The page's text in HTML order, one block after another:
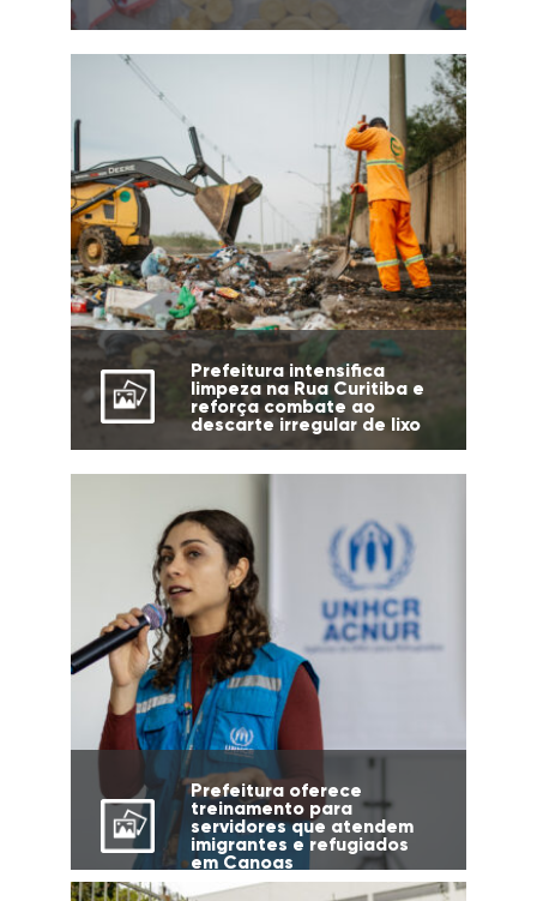
Prefeitura intensifica
limpeza na Rua Curitiba e
reforça combate ao
descarte irregular de lixo
Prefeitura oferece
treinamento para
servidores que atendem
imigrantes e refugiados
em Canoas